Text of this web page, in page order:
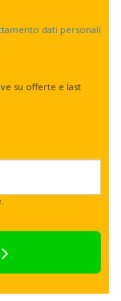
dati personali
su offerte e last